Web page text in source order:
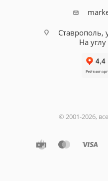
Ставрополь,
На углу
© 2001-2026,